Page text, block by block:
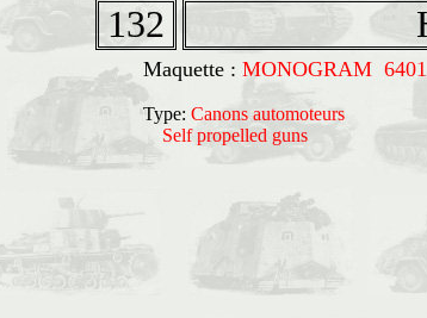
132
Maquette : MONOGRAM 6401
Type: Canons automoteurs
Self propelled guns